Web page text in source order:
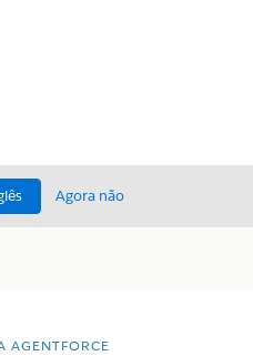
Agora não
AGENTFORCE